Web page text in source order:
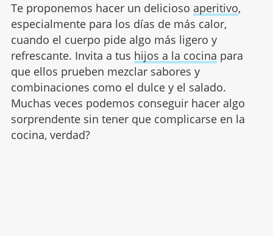
Te proponemos hacer un delicioso aperitivo,
especialmente para los días de más calor,
cuando el cuerpo pide algo más ligero y
refrescante. Invita a tus hijos a la cocina para
que ellos prueben mezclar sabores y
combinaciones como el dulce y el salado.
Muchas veces podemos conseguir hacer algo
sorprendente sin tener que complicarse en la
cocina, verdad?